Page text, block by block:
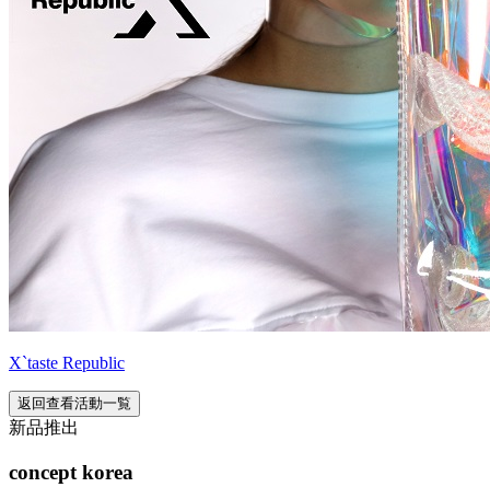
X`taste Republic
返回查看活動一覧
新品推出
concept korea